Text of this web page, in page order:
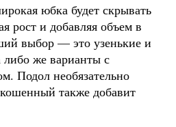
юбка будет скрывать
рост и добавляя объем в
выбор — это узенькие и
же варианты с
Подол необязательно
также добавит